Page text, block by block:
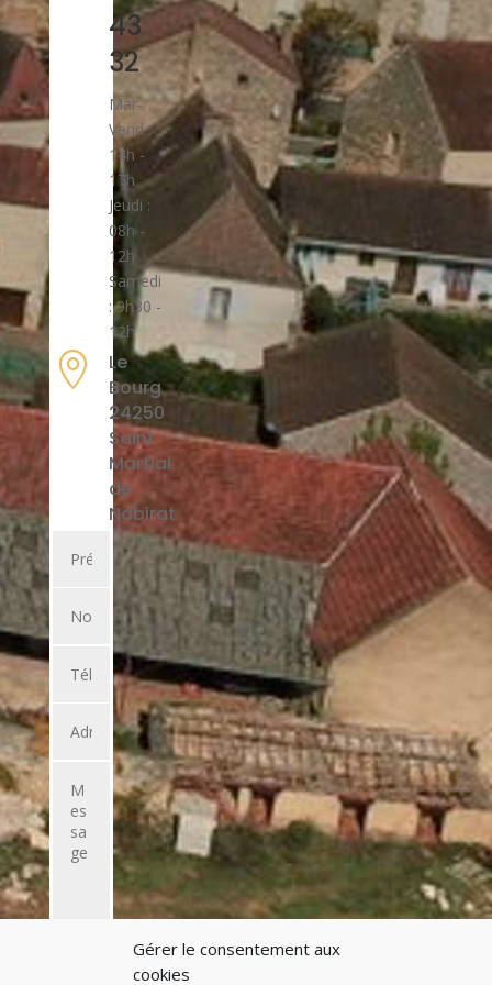
Gérer le consentement aux
cookies
43
32
Mar-
Vend :
14h -
17h
Jeudi :
08h -
12h
Samedi
: 9h30 -
12h

Le
Bourg
24250
Saint
Martial
de
Nabirat